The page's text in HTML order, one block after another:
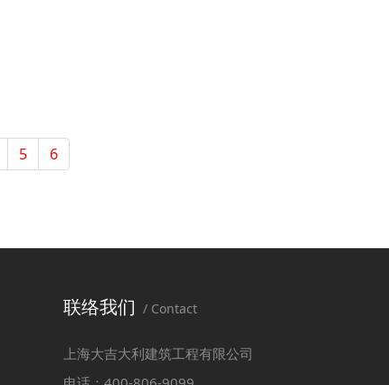
5 6
联络我们 / Contact
上海大吉大利建筑工程有限公司